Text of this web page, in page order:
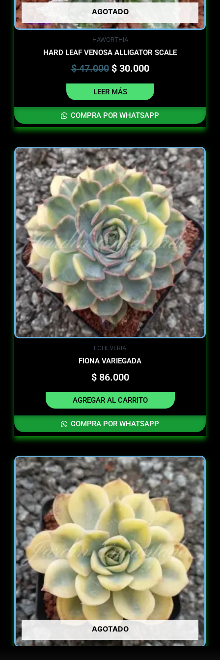
AGOTADO
HAWORTHIA
HARD LEAF VENOSA ALLIGATOR SCALE
$47.000 $30.000
LEER MÁS
COMPRA POR WHATSAPP
ECHEVERIA
FIONA VARIEGADA
$86.000
AGREGAR AL CARRITO
COMPRA POR WHATSAPP
AGOTADO